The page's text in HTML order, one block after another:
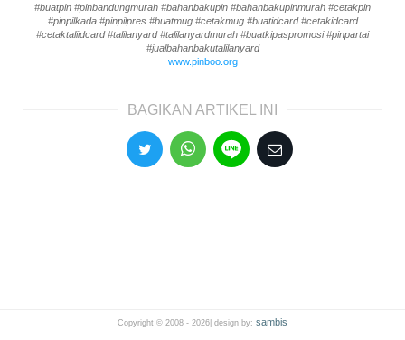
#buatpin #pinbandungmurah #bahanbakupin #bahanbakupinmurah #cetakpin
#pinpilkada #pinpilpres #buatmug #cetakmug #buatidcard #cetakidcard
#cetaktaliidcard #talilanyard #talilanyardmurah #buatkipaspromosi #pinpartai
#jualbahanbakutalilanyard
www.pinboo.org
BAGIKAN ARTIKEL INI
Copyright © 2008 - 2026| design by: sambis